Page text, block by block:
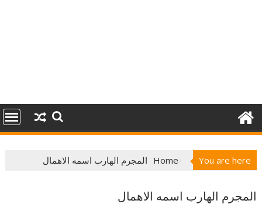
You are here
Home المجرم الهارب اسمه الاهمال
المجرم الهارب اسمه الاهمال